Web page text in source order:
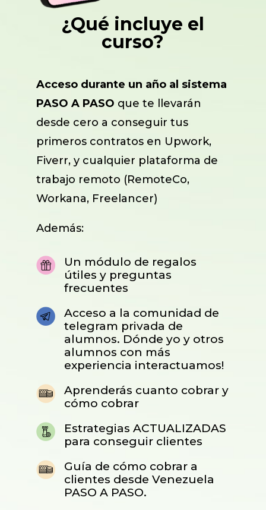
¿Qué incluye el
curso?
Acceso durante un año al sistema
PASO A PASO que te llevarán
desde cero a conseguir tus
primeros contratos en Upwork,
Fiverr, y cualquier plataforma de
trabajo remoto (RemoteCo,
Workana, Freelancer)
Además:
Un módulo de regalos
útiles y preguntas
frecuentes
Acceso a la comunidad de
telegram privada de
alumnos. Dónde yo y otros
alumnos con más
experiencia interactuamos!
Aprenderás cuanto cobrar y
cómo cobrar
Estrategias ACTUALIZADAS
para conseguir clientes
Guía de cómo cobrar a
clientes desde Venezuela
PASO A PASO.